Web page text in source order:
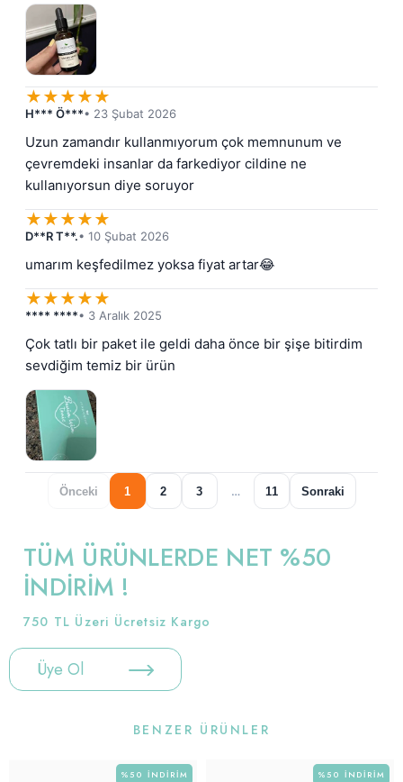
★★★★★
H*** Ö***• 23 Şubat 2026
Uzun zamandır kullanmıyorum çok memnunum ve
çevremdeki insanlar da farkediyor cildine ne
kullanıyorsun diye soruyor
★★★★★
D**R T**.• 10 Şubat 2026
umarım keşfedilmez yoksa fiyat artar😂
★★★★★
**** ****• 3 Aralık 2025
Çok tatlı bir paket ile geldi daha önce bir şişe bitirdim
sevdiğim temiz bir ürün
Önceki 1 2 3 … 11 Sonraki
TÜM ÜRÜNLERDE NET %50
İNDİRİM !
750 TL Üzeri Ücretsiz Kargo
Üye Ol
BENZER ÜRÜNLER
%50 İNDIRIM %50 İNDIRIM